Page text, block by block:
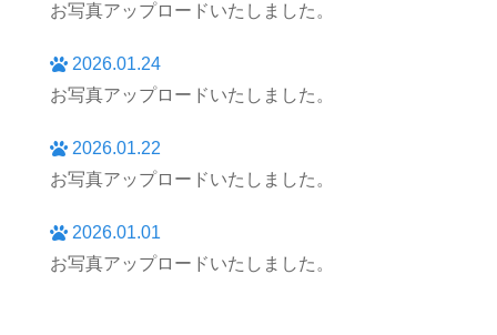
お写真アップロードいたしました。
2026.01.24
お写真アップロードいたしました。
2026.01.22
お写真アップロードいたしました。
2026.01.01
お写真アップロードいたしました。